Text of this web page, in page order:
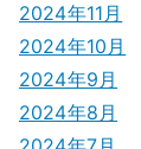
2024年11月
2024年10月
2024年9月
2024年8月